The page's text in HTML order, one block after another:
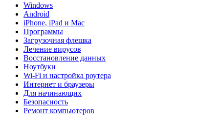
Windows
Android
iPhone, iPad и Mac
Программы
Загрузочная флешка
Лечение вирусов
Восстановление данных
Ноутбуки
Wi-Fi и настройка роутера
Интернет и браузеры
Для начинающих
Безопасность
Ремонт компьютеров